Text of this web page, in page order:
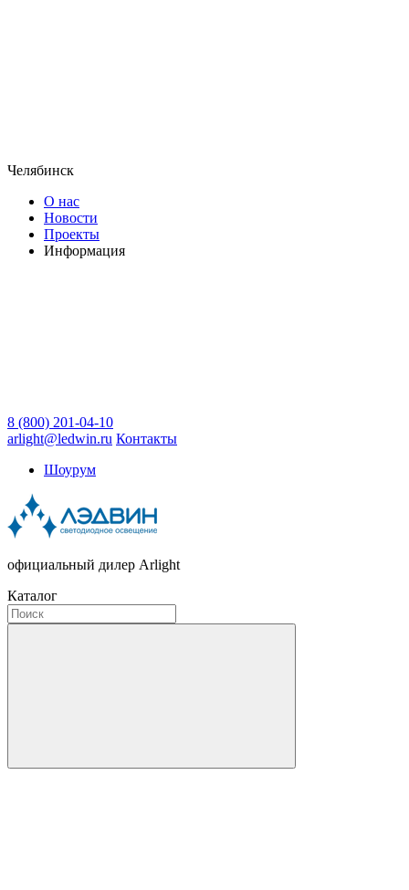
Челябинск
О нас
Новости
Проекты
Информация
8 (800) 201-04-10
arlight@ledwin.ru Контакты
Шоурум
официальный дилер Arlight
Каталог